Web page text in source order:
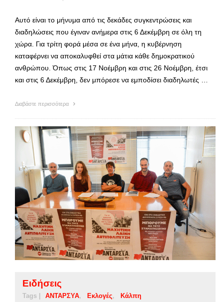
Αυτό είναι το μήνυμα από τις δεκάδες συγκεντρώσεις και
διαδηλώσεις που έγιναν ανήμερα στις 6 Δεκέμβρη σε όλη τη
χώρα. Για τρίτη φορά μέσα σε ένα μήνα, η κυβέρνηση
καταφέρνει να αποκαλυφθεί στα μάτια κάθε δημοκρατικού
ανθρώπου. Όπως στις 17 Νοέμβρη και στις 26 Νοέμβρη, έτσι
και στις 6 Δεκέμβρη, δεν μπόρεσε να εμποδίσει διαδηλωτές …
Διαβάστε περισσότερα
Ειδήσεις
Tags | ΑΝΤΑΡΣΥΑ Εκλογές Κάλπη